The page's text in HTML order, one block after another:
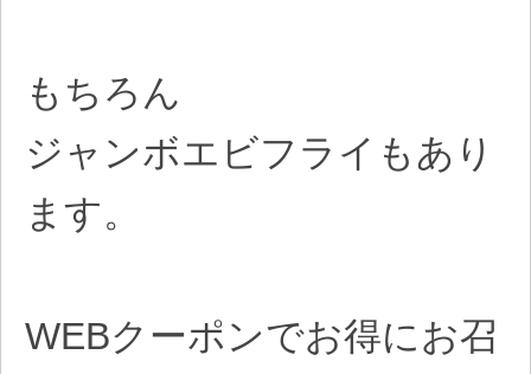
もちろん
ジャンボエビフライもあり
ます。
WEBクーポンでお得にお召